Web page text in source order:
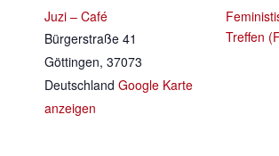
Juzi – Café
Bürgerstraße 41
Göttingen, 37073
Deutschland Google Karte
anzeigen
Treffen